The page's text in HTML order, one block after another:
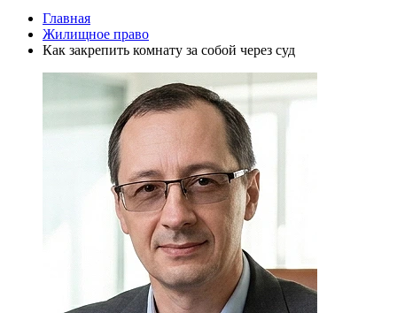
Главная
Жилищное право
Как закрепить комнату за собой через суд